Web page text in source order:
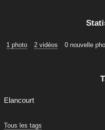
1 photo 2 vidéos 0 nouvelle
Elancourt
Tous les tags